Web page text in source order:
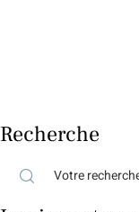
Recherche